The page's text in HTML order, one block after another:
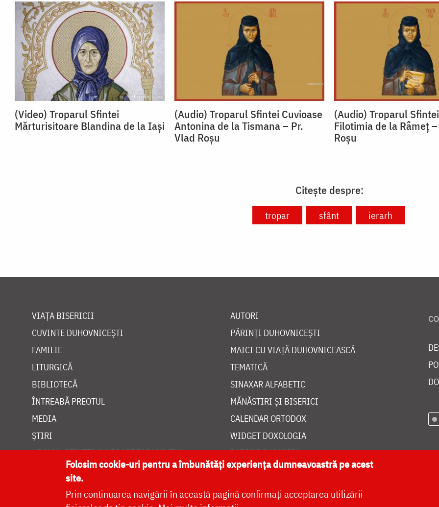
(Video) Troparul Sfintei
Mărturisitoare Blandina de la Iași
(Audio) Troparul Sfintei Cuvioase
Antonina de la Tismana – Pr.
Vlad Roșu
(Audio) Troparul
Filotimia de la Râmeț
Roșu
Citește despre:
tropar sfânt ierarh
VIAȚA BISERICII
CUVINTE DUHOVNICEȘTI
FAMILIE
LITURGICĂ
BIBLIOTECĂ
ÎNTREABĂ PREOTUL
MEDIA
ȘTIRI
HRAMUL SFINTEI CUVIOASE PARASCHEVA
AUTORI
PĂRINȚI DUHOVNICEȘTI
MAICI CU VIAȚĂ DUHOVNICEASCĂ
TEMATICĂ
SINAXAR ALFABETIC
MĂNĂSTIRI ȘI BISERICI
CALENDAR ORTODOX
WIDGET DOXOLOGIA
RADIO DOXOLOGIA
Folosim cookie-uri pentru a îmbunătăți experiența dumneavoastră pe acest
site.
Prin continuarea navigării în această pagină confirmați acceptarea utilizării